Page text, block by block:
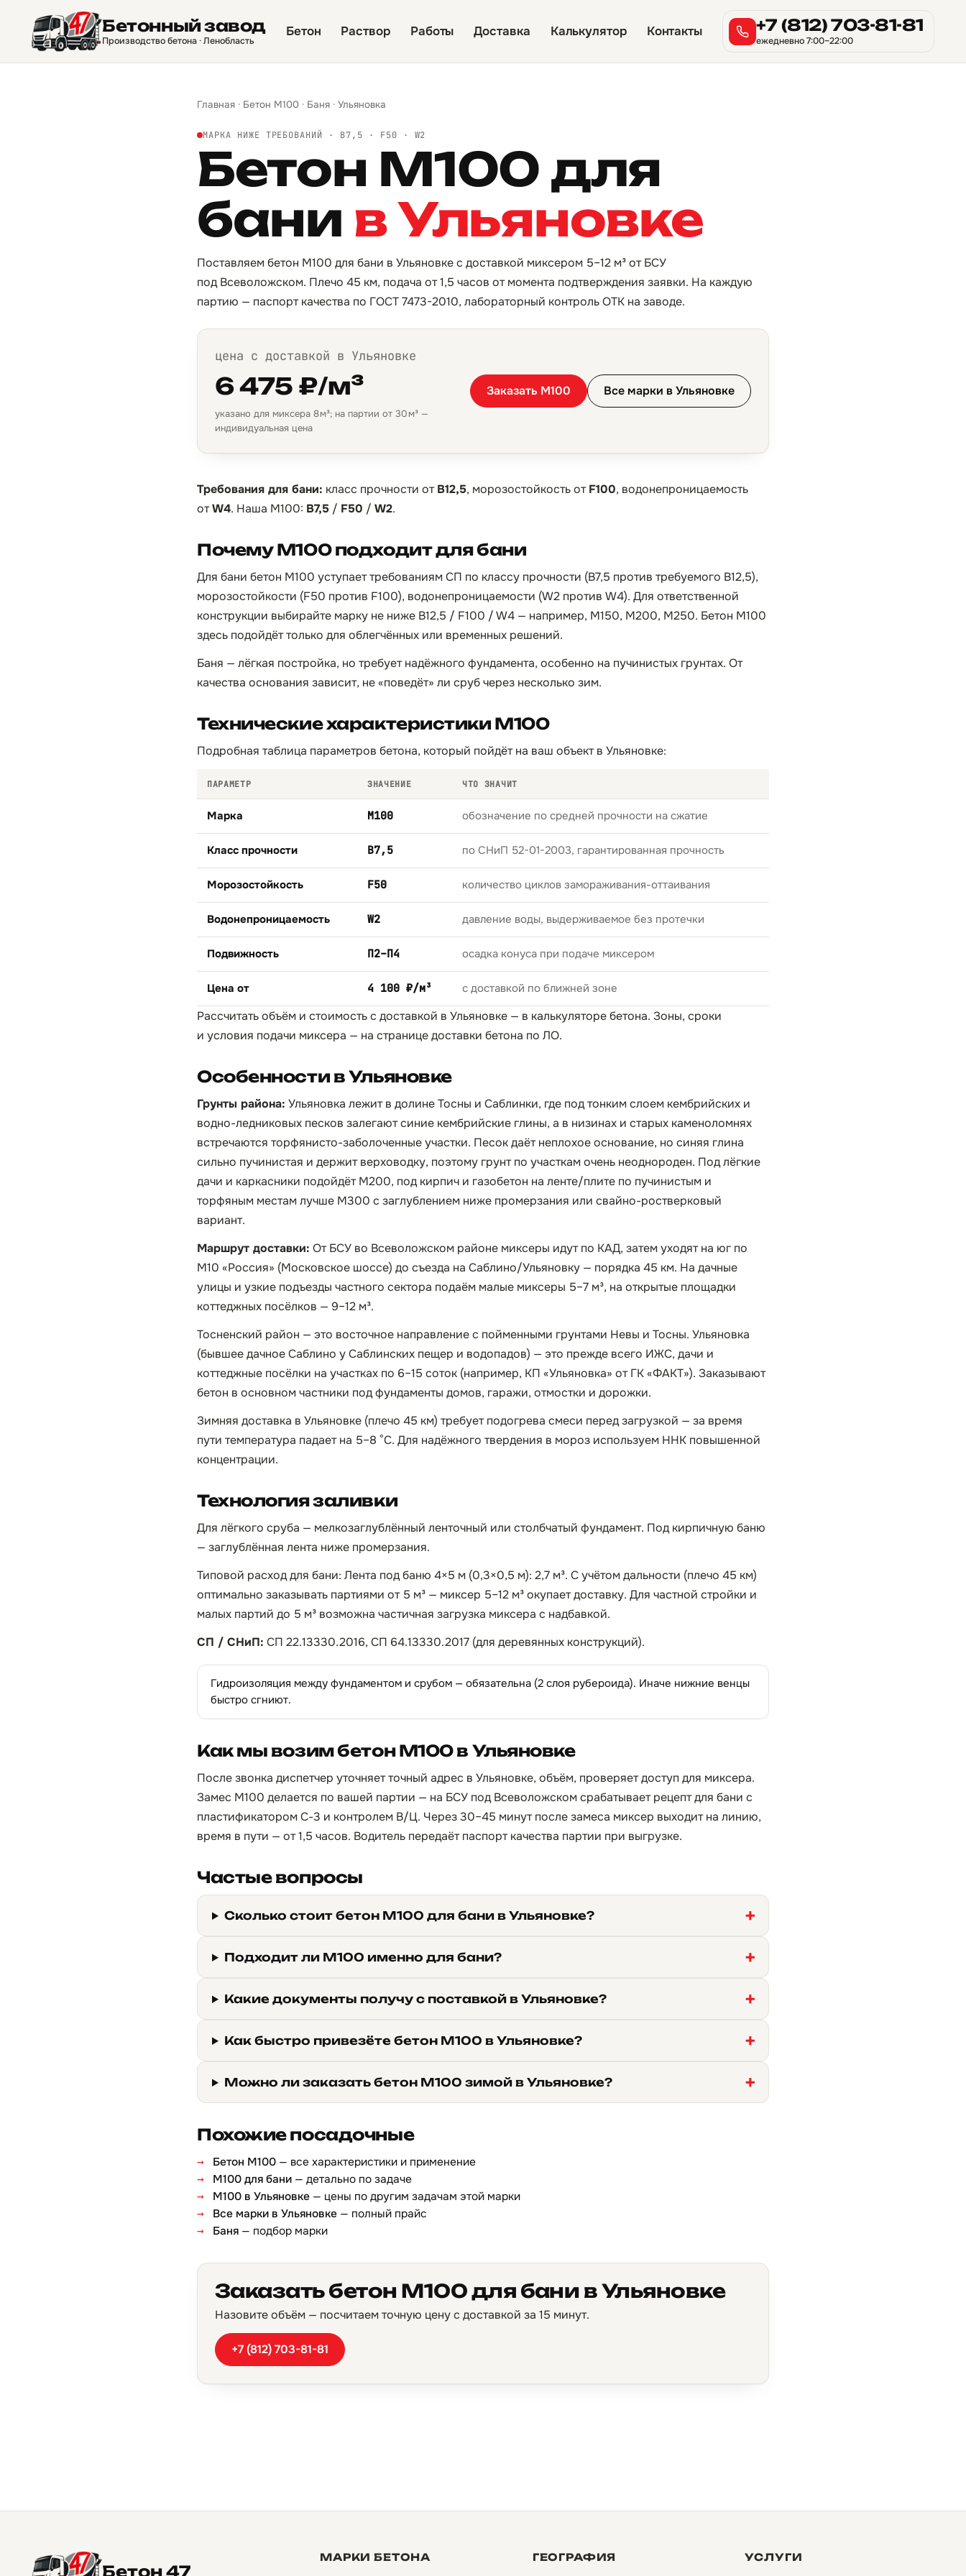
Бетонный завод
Производство бетона · Ленобласть
Бетон Раствор Работы Доставка Калькулятор Контакты +7 (812) 703-81-81
ежедневно 7:00–22:00
Главная · Бетон М100 · Баня · Ульяновка
МАРКА НИЖЕ ТРЕБОВАНИЙ · B7,5 · F50 · W2
Бетон М100 для
бани в Ульяновке
Поставляем бетон М100 для бани в Ульяновке с доставкой миксером 5–12 м³ от БСУ
под Всеволожском. Плечо 45 км, подача от 1,5 часов от момента подтверждения заявки. На каждую
партию — паспорт качества по ГОСТ 7473-2010, лабораторный контроль ОТК на заводе.
цена с доставкой в Ульяновке
6 475 ₽/м³
указано для миксера 8 м³; на партии от 30 м³ —
индивидуальная цена
Заказать М100 Все марки в Ульяновке
Требования для бани: класс прочности отB12,5, морозостойкость отF100, водонепроницаемость
отW4. Наша М100: B7,5 / F50 / W2.
Почему М100 подходит для бани
Для бани бетон М100 уступает требованиям СП по классу прочности (B7,5 против требуемого B12,5),
морозостойкости (F50 против F100), водонепроницаемости (W2 против W4). Для ответственной
конструкции выбирайте марку не ниже B12,5 / F100 / W4 — например, М150, М200, М250. Бетон М100
здесь подойдёт только для облегчённых или временных решений.
Баня — лёгкая постройка, но требует надёжного фундамента, особенно на пучинистых грунтах. От
качества основания зависит, не «поведёт» ли сруб через несколько зим.
Технические характеристики М100
Подробная таблица параметров бетона, который пойдёт на ваш объект в Ульяновке:
ПАРАМЕТР ЗНАЧЕНИЕ ЧТО ЗНАЧИТ
Марка М100 обозначение по средней прочности на сжатие
Класс прочности B7,5 по СНиП 52-01-2003, гарантированная прочность
Морозостойкость F50 количество циклов замораживания-оттаивания
Водонепроницаемость W2 давление воды, выдерживаемое без протечки
Подвижность П2–П4 осадка конуса при подаче миксером
Цена от 4 100 ₽/м³ с доставкой по ближней зоне
Рассчитать объём и стоимость с доставкой в Ульяновке — в калькуляторе бетона. Зоны, сроки
и условия подачи миксера — на страницедоставки бетона по ЛО.
Особенности в Ульяновке
Грунты района: Ульяновка лежит в долине Тосны и Саблинки, где под тонким слоем кембрийских и
водно-ледниковых песков залегают синие кембрийские глины, а в низинах и старых каменоломнях
встречаются торфянисто-заболоченные участки. Песок даёт неплохое основание, но синяя глина
сильно пучинистая и держит верховодку, поэтому грунт по участкам очень неоднороден. Под лёгкие
дачи и каркасники подойдёт М200, под кирпич и газобетон на ленте/плите по пучинистым и
торфяным местам лучше М300 с заглублением ниже промерзания или свайно-ростверковый
вариант.
Маршрут доставки: От БСУ во Всеволожском районе миксеры идут по КАД, затем уходят на юг по
М10 «Россия» (Московское шоссе) до съезда на Саблино/Ульяновку — порядка 45 км. На дачные
улицы и узкие подъезды частного сектора подаём малые миксеры 5–7 м³, на открытые площадки
коттеджных посёлков — 9–12 м³.
Тосненский район — это восточное направление с пойменными грунтами Невы и Тосны. Ульяновка
(бывшее дачное Саблино у Саблинских пещер и водопадов) — это прежде всего ИЖС, дачи и
коттеджные посёлки на участках по 6–15 соток (например, КП «Ульяновка» от ГК «ФАКТ»). Заказывают
бетон в основном частники под фундаменты домов, гаражи, отмостки и дорожки.
Зимняя доставка в Ульяновке (плечо 45 км) требует подогрева смеси перед загрузкой — за время
пути температура падает на 5–8 °C. Для надёжного твердения в мороз используем ННК повышенной
концентрации.
Технология заливки
Для лёгкого сруба — мелкозаглублённый ленточный или столбчатый фундамент. Под кирпичную баню
— заглублённая лента ниже промерзания.
Типовой расход для бани: Лента под баню 4×5 м (0,3×0,5 м): 2,7 м³. С учётом дальности (плечо 45 км)
оптимально заказывать партиями от 5 м³ — миксер 5–12 м³ окупает доставку. Для частной стройки и
малых партий до 5 м³ возможна частичная загрузка миксера с надбавкой.
СП / СНиП: СП 22.13330.2016, СП 64.13330.2017 (для деревянных конструкций).
Гидроизоляция между фундаментом и срубом — обязательна (2 слоя рубероида). Иначе нижние венцы
быстро сгниют.
Как мы возим бетон М100 в Ульяновке
После звонка диспетчер уточняет точный адрес в Ульяновке, объём, проверяет доступ для миксера.
Замес М100 делается по вашей партии — на БСУ под Всеволожском срабатывает рецепт для бани с
пластификатором С-3 и контролем В/Ц. Через 30–45 минут после замеса миксер выходит на линию,
время в пути — от 1,5 часов. Водитель передаёт паспорт качества партии при выгрузке.
Частые вопросы
Сколько стоит бетон М100 для бани в Ульяновке?
Подходит ли М100 именно для бани?
Какие документы получу с поставкой в Ульяновке?
Как быстро привезёте бетон М100 в Ульяновке?
Можно ли заказать бетон М100 зимой в Ульяновке?
Похожие посадочные
Бетон М100 — все характеристики и применение
М100 для бани — детально по задаче
М100 в Ульяновке — цены по другим задачам этой марки
Все марки в Ульяновке — полный прайс
Баня — подбор марки
Заказать бетон М100 для бани в Ульяновке
Назовите объём — посчитаем точную цену с доставкой за 15 минут.
+7 (812) 703-81-81
Бетон 47
МАРКИ БЕТОНА ГЕОГРАФИЯ УСЛУГИ